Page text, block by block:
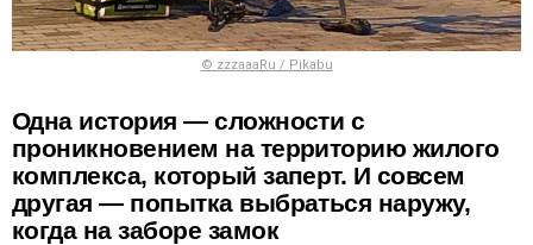
© zzzaaaRu / Pikabu
Одна история — сложности с
проникновением на территорию жилого
комплекса, который заперт. И совсем
другая — попытка выбраться наружу,
когда на заборе замок